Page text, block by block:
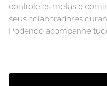
controle as metas e
seus colaboradores
Podendo acompanhe